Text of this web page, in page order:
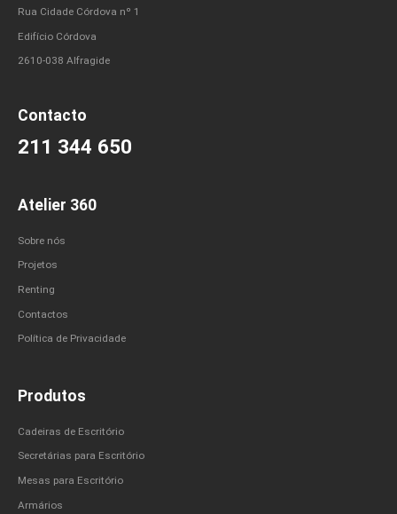
Rua Cidade Córdova nº 1
Edifício Córdova
2610-038 Alfragide
Contacto
211 344 650
Atelier 360
Sobre nós
Projetos
Renting
Contactos
Política de Privacidade
Produtos
Cadeiras de Escritório
Secretárias para Escritório
Mesas para Escritório
Armários